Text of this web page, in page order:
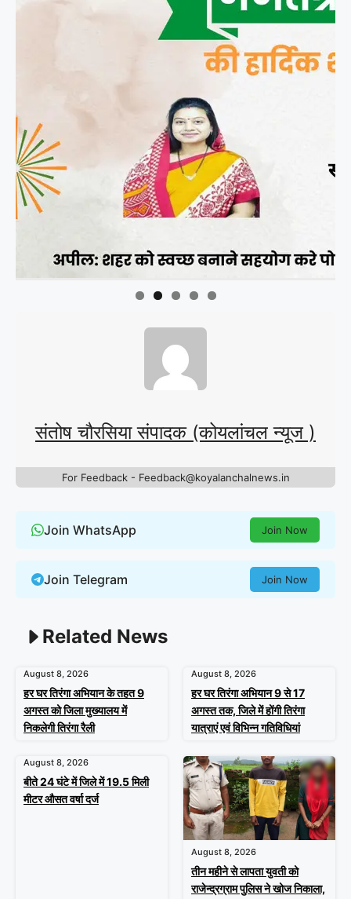
संतोष चौरसिया संपादक (कोयलांचल न्यूज )
For Feedback - Feedback@koyalanchalnews.in
Join WhatsApp Join Now
Join Telegram Join Now
Related News
August 8, 2026
हर घर तिरंगा अभियान के तहत 9
अगस्त को जिला मुख्यालय में
निकलेगी तिरंगा रैली
August 8, 2026
हर घर तिरंगा अभियान 9 से 17
अगस्त तक, जिले में होंगी तिरंगा
यात्राएं एवं विभिन्न गतिविधियां
August 8, 2026
बीते 24 घंटे में जिले में 19.5 मिली
मीटर औसत वर्षा दर्ज
August 8, 2026
तीन महीने से लापता युवती को
राजेन्द्रग्राम पुलिस ने खोज निकाला,